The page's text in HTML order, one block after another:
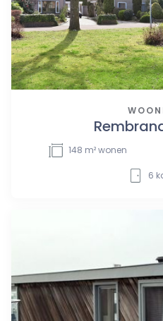
148 m² wonen
6